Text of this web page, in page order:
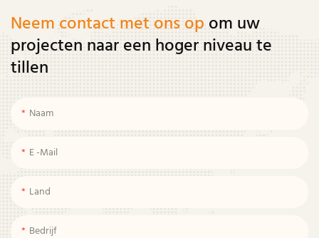
Neem contact met ons op om uw
projecten naar een hoger niveau te
tillen
Naam
E -mail
Land
Bedrijf